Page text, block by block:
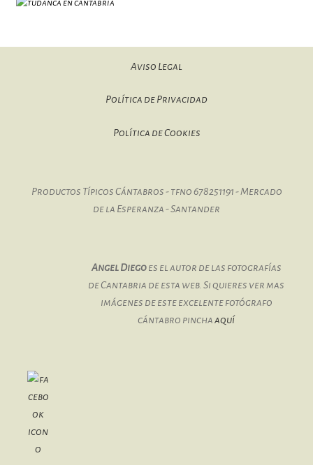
Aviso Legal
Política de Privacidad
Política de Cookies
Productos Típicos Cántabros - tfno 678251191 - Mercado
de la Esperanza - Santander
Angel Diegoes el autor de las fotografías
de Cantabria de esta web. Si quieres ver mas
imágenes de este excelente fotógrafo
cántabro pinchaaquí